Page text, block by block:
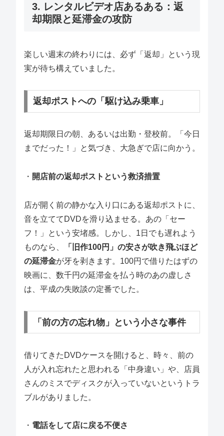
3. レンタルビデオ店あるある：返
却期限と延滞金の攻防
楽しい週末の終わりには、必ず「返却」という現
実が待ち構えていました。
返却ポストへの「駆け込み乗車」
返却期限日の朝、あるいは出勤・登校前。「今日
までだった！」と気づき、大急ぎで店に向かう。
・ 開店前の返却ポストという救済措置
店が開く前の静かな入り口にある返却ポストに、
音を立ててDVDを滑り込ませる。あの「セー
フ！」という安堵感。しかし、1日でも遅れよう
ものなら、
「旧作100円」の安さが吹き飛ぶほど
の延滞金が牙を剥きます。100円で借りたはずの
映画に、数千円の延滞金を払う時のあの虚しさ
は、平成の失敗談の定番でした。
「前の方の忘れ物」という小さな事件
借りてきたDVDケースを開けると、時々、前の
人が入れ忘れたと思われる「中身違い」や、店員
さんのミスでディスクが入っていないというトラ
ブルがありました。
・ 電話をして店に戻る不便さ